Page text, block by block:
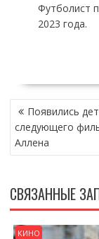
Футболист
2023 года.
НАВИГАЦИЯ
ПО
ЗАПИСЯМ
Появились
следующего
Аллена
СВЯЗАННЫЕ
КИНО